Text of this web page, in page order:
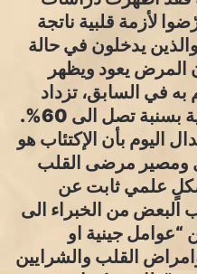
لأزمة قلبية ناتجة
يدخلون في حالة
المرض يعود ويظهر
في السابق، تزداد
تصل الى 60%.
اليوم بأن الإكتئاب هو
ومصير مرضى القلب
علمي ثابت عن
البعض من الخبراء الى
“عوامل جينية او
القلب والشرايين